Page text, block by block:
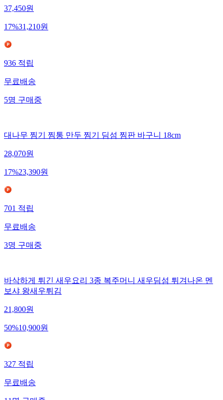
37,450원
17%31,210원
936적립
무료배송
5명구매중
대나무 찜기 찜통 만두 찜기 딤섬 찜판 바구니 18cm
28,070원
17%23,390원
701적립
무료배송
3명구매중
바삭하게 튀긴 새우요리 3종 복주머니 새우딤섬 튀겨나온 멘
보샤 왕새우튀김
21,800원
50%10,900원
327적립
무료배송